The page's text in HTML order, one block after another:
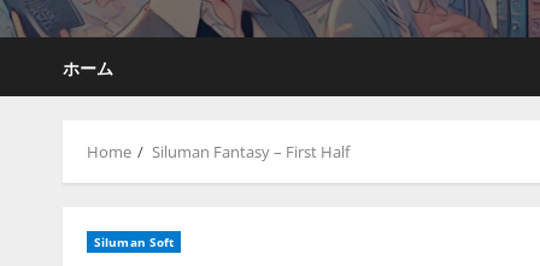
ホーム
Home Siluman Fantasy – First Half
Siluman Soft